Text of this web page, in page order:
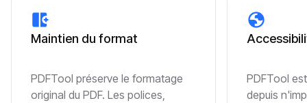
Maintien du format
PDFTool préserve le formatage
original du PDF. Les polices,
PDFTool
depuis